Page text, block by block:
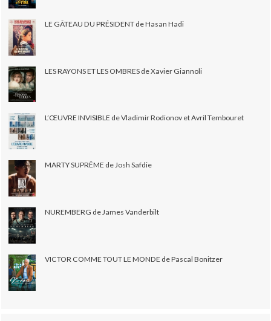
LE GÂTEAU DU PRÉSIDENT de Hasan Hadi
LES RAYONS ET LES OMBRES de Xavier Giannoli
L’ŒUVRE INVISIBLE de Vladimir Rodionov et Avril Tembouret
MARTY SUPRÊME de Josh Safdie
NUREMBERG de James Vanderbilt
VICTOR COMME TOUT LE MONDE de Pascal Bonitzer